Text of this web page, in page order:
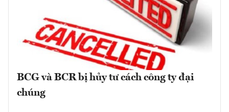
BCG và BCR bị hủy tư cách công ty đại
chúng